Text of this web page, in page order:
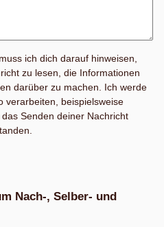
muss ich dich darauf hinweisen,
zu lesen, die Informationen
darüber zu machen. Ich werde
verarbeiten, beispielsweise
Senden deiner Nachricht
Nach-, Selber- und